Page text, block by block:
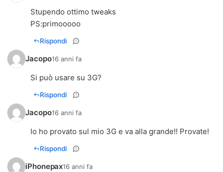
Stupendo ottimo tweaks
PS:primooooo
Rispondi
Jacopo16 anni fa
Si può usare su 3G?
Rispondi
Jacopo16 anni fa
Io ho provato sul mio 3G e va alla grande!! Provate!
Rispondi
iPhonepax16 anni fa